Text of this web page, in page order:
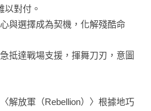
以對付。
與選擇成為契機，化解殘酷命
抵達戰場支援，揮舞刀刃，意圖
解放軍（Rebellion）〉根據地巧